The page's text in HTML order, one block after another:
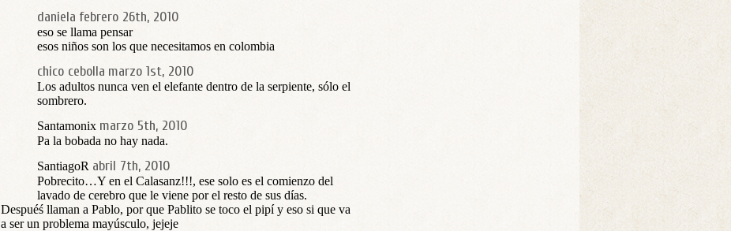
daniela febrero 26th, 2010
eso se llama pensar
esos niños son los que necesitamos en colombia
chico cebolla marzo 1st, 2010
Los adultos nunca ven el elefante dentro de la serpiente, sólo el
sombrero.
Santamonix marzo 5th, 2010
Pa la bobada no hay nada.
SantiagoR abril 7th, 2010
Pobrecito…Y en el Calasanz!!!, ese solo es el comienzo del
lavado de cerebro que le viene por el resto de sus días.
Despuéś llaman a Pablo, por que Pablito se toco el pipí y eso si que va
a ser un problema mayúsculo, jejeje